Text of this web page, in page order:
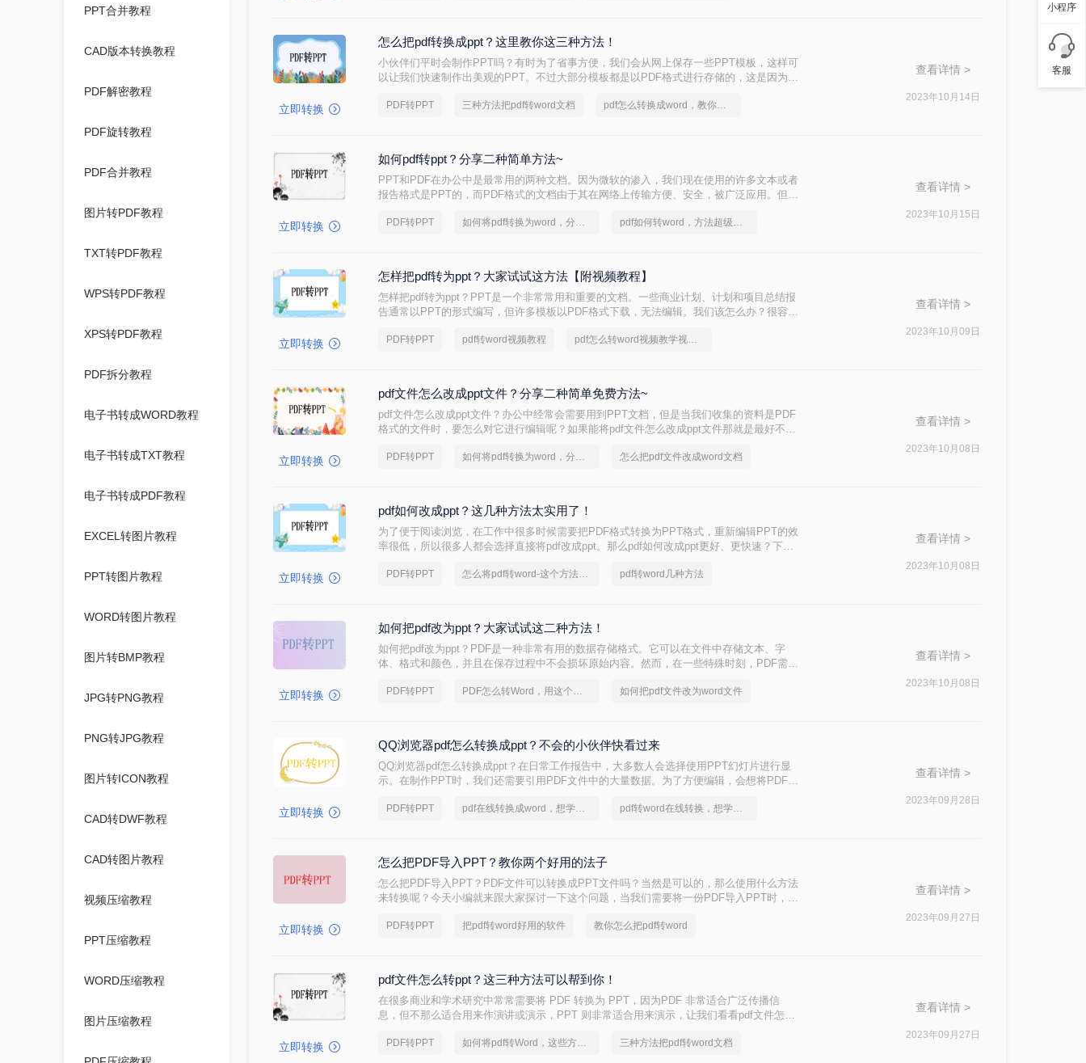
PPT合并教程
CAD版本转换教程
PDF解密教程
PDF旋转教程
PDF合并教程
图片转PDF教程
TXT转PDF教程
WPS转PDF教程
XPS转PDF教程
PDF拆分教程
电子书转成WORD教程
电子书转成TXT教程
电子书转成PDF教程
EXCEL转图片教程
PPT转图片教程
WORD转图片教程
图片转BMP教程
JPG转PNG教程
PNG转JPG教程
图片转ICON教程
CAD转DWF教程
CAD转图片教程
视频压缩教程
PPT压缩教程
WORD压缩教程
图片压缩教程
立即转换
怎么把pdf转换成ppt？这里教你这三种方法！
小伙伴们平时会制作PPT吗？有时为了省事方便，我们会从网上保存一些PPT模板，这样可
以让我们快速制作出美观的PPT。不过大部分模板都是以PDF格式进行存储的，这是因为它
PDF转PPT 三种方法把pdf转word文档 pdf怎么转换成word，教你一个方法
查看详情 >
2023年10月14日
立即转换
如何pdf转ppt？分享二种简单方法~
PPT和PDF在办公中是最常用的两种文档。因为微软的渗入，我们现在使用的许多文本或者
报告格式是PPT的，而PDF格式的文档由于其在网络上传输方便、安全，被广泛应用。但
转ppt？将pdf转ppt简单方法其实并不难下面就来看看吧。
PDF转PPT 如何将pdf转换为word，分享一种简单的方法 pdf如何转word，方法超级简单
查看详情 >
2023年10月15日
立即转换
怎样把pdf转为ppt？大家试试这方法【附视频教程】
怎样把pdf转为ppt？PPT是一个非常常用和重要的文档。一些商业计划、计划和项目总结报
告通常以PPT的形式编写，但许多模板以PDF格式下载，无法编辑。我们该怎么办？很容
图文教程。
PDF转PPT pdf转word视频教程 pdf怎么转word视频教学视频教程
查看详情 >
2023年10月09日
立即转换
pdf文件怎么改成ppt文件？分享二种简单免费方法~
pdf文件怎么改成ppt文件？办公中经常会需要用到PPT文档，但是当我们收集的资料是PDF
格式的文件时，要怎么对它进行编辑呢？如果能将pdf文件怎么改成ppt文件那就是最好不过
吧。
PDF转PPT 如何将pdf转换为word，分享一种简单的方法 怎么把pdf文件改成word文档
查看详情 >
2023年10月08日
立即转换
pdf如何改成ppt？这几种方法太实用了！
为了便于阅读浏览，在工作中很多时候需要把PDF格式转换为PPT格式，重新编辑PPT的效
率很低，所以很多人都会选择直接将pdf改成ppt。那么pdf如何改成ppt更好、更快速？下面
PDF转PPT 怎么将pdf转word-这个方法太好用了 pdf转word几种方法
查看详情 >
2023年10月08日
立即转换
如何把pdf改为ppt？大家试试这二种方法！
如何把pdf改为ppt？PDF是一种非常有用的数据存储格式。它可以在文件中存储文本、字
体、格式和颜色，并且在保存过程中不会损坏原始内容。然而，在一些特殊时刻，PDF需要
什么?接下来分享一些容易学习的方法。让我们看看。
PDF转PPT PDF怎么转Word，用这个方法试试 如何把pdf文件改为word文件
查看详情 >
2023年10月08日
立即转换
QQ浏览器pdf怎么转换成ppt？不会的小伙伴快看过来
QQ浏览器pdf怎么转换成ppt？在日常工作报告中，大多数人会选择使用PPT幻灯片进行显
示。在制作PPT时，我们还需要引用PDF文件中的大量数据。为了方便编辑，会想将PDF文
PDF转PPT pdf在线转换成word，想学的小伙伴看过来 pdf转word在线转换，想学的小伙伴看过来
查看详情 >
2023年09月28日
立即转换
怎么把PDF导入PPT？教你两个好用的法子
怎么把PDF导入PPT？PDF文件可以转换成PPT文件吗？当然是可以的，那么使用什么方法
来转换呢？今天小编就来跟大家探讨一下这个问题，当我们需要将一份PDF导入PPT时，我
帮助我们PDF转PPT。
PDF转PPT 把pdf转word好用的软件 教你怎么把pdf转word
查看详情 >
2023年09月27日
立即转换
pdf文件怎么转ppt？这三种方法可以帮到你！
在很多商业和学术研究中常常需要将 PDF 转换为 PPT，因为PDF 非常适合广泛传播信
息，但不那么适合用来作演讲或演示，PPT 则非常适合用来演示，让我们看看pdf文件怎么
PDF转PPT 如何将pdf转Word，这些方法可以帮到你 三种方法把pdf转word文档
查看详情 >
2023年09月27日
小程序
客服